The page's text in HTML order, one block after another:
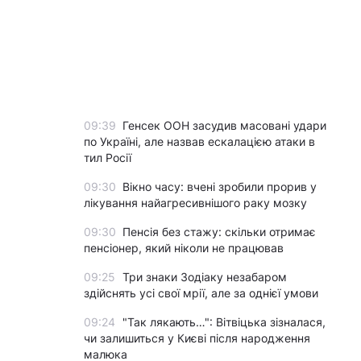
09:39 Генсек ООН засудив масовані удари
по Україні, але назвав ескалацією атаки в
тил Росії
09:30 Вікно часу: вчені зробили прорив у
лікування найагресивнішого раку мозку
09:30 Пенсія без стажу: скільки отримає
пенсіонер, який ніколи не працював
09:25 Три знаки Зодіаку незабаром
здійснять усі свої мрії, але за однієї умови
09:24
"Так лякають…": Вітвіцька зізналася,
чи залишиться у Києві після народження
малюка